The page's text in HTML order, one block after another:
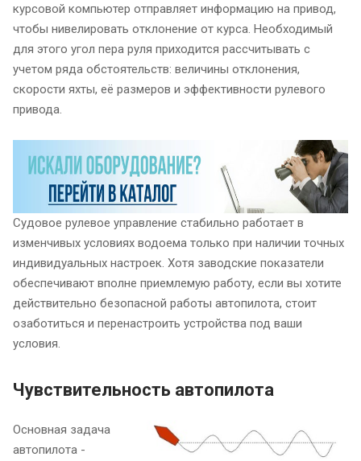
курсовой компьютер отправляет информацию на привод,
чтобы нивелировать отклонение от курса. Необходимый
для этого угол пера руля приходится рассчитывать с
учетом ряда обстоятельств: величины отклонения,
скорости яхты, её размеров и эффективности рулевого
привода.
Судовое рулевое управление стабильно работает в
изменчивых условиях водоема только при наличии точных
индивидуальных настроек. Хотя заводские показатели
обеспечивают вполне приемлемую работу, если вы хотите
действительно безопасной работы автопилота, стоит
озаботиться и перенастроить устройства под ваши
условия.
Чувствительность автопилота
Основная задача
автопилота -